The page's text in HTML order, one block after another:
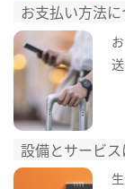
お支払い方法に
設備とサービ